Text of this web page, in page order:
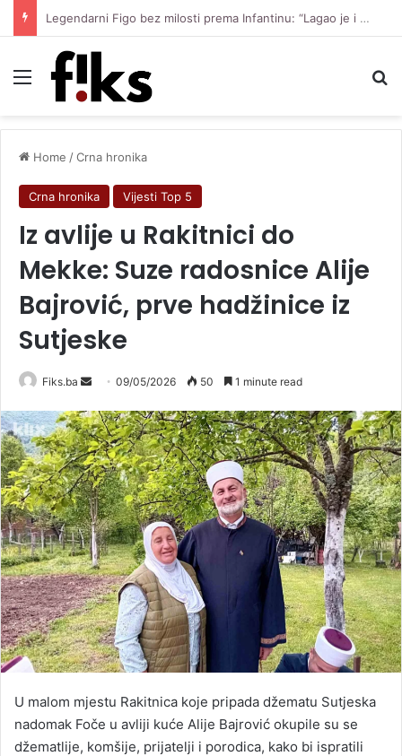
Legendarni Figo bez milosti prema Infantinu: “Lagao je i ukaljao funkciju, sada mora otići”
Menu
Home /Crna hronika
Crna hronika Vijesti Top 5
Iz avlije u Rakitnici do
Mekke: Suze radosnice Alije
Bajrović, prve hadžinice iz
Sutjeske
Fiks.ba
Send
email
09/05/2026 50 1 minute read
U malom mjestu Rakitnica koje pripada džematu Sutjeska
nadomak Foče u avliji kuće Alije Bajrović okupile su se
džematlije, komšije, prijatelji i porodica, kako bi ispratili